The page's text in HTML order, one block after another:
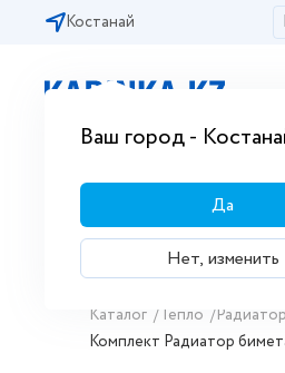
Костанай
Ваш город -
Да
Нет, изменить
Бесплатная доставка по
Сантехника
Каталог / Тепло /
Комплект Радиатор